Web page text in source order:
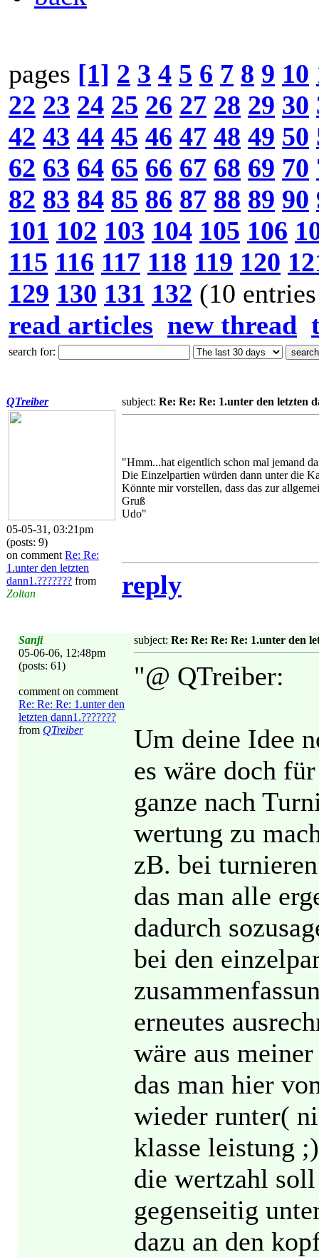
pages [1] 2 3 4 5 6 7 8 9 10
22 23 24 25 26 27 28 29 30
42 43 44 45 46 47 48 49 50
62 63 64 65 66 67 68 69 70
82 83 84 85 86 87 88 89 90
101 102 103 104 105 106
115 116 117 118 119 120
129 130 131 132 (10
read articles new thread
search for:
QTreiber
05-05-31, 03:21pm
(posts: 9)
on comment Re: Re:
1.unter den letzten
dann1.??????? from
Zoltan
subject: Re: Re: Re: 1.unter den letzten
"Hmm...hat eigentlich schon mal jemand
Die Einzelpartien würden dann unter die
Könnte mir vorstellen, dass das zur
Gruß
Udo"
reply
Sanji
05-06-06, 12:48pm
(posts: 61)
comment on comment
Re: Re: Re: 1.unter den
letzten dann1.???????
from QTreiber
subject: Re: Re: Re: Re: 1.unter den
"@ QTreiber:
Um deine Idee
es wäre doch
ganze nach
wertung zu
zB. bei
das man alle
dadurch
bei den
erneutes
wäre aus
das man hier
wieder runter(
klasse leistung
die wertzahl
gegenseitig
dazu an den